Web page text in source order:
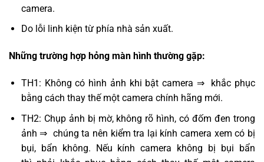
camera.
Do lỗi linh kiện từ phía nhà sản xuất.
Những trường hợp hỏng màn hình thường gặp:
TH1: Không có hình ảnh khi bật camera ⇒ khắc phục
bằng cách thay thế một camera chính hãng mới.
TH2: Chụp ảnh bị mờ, không rõ hình, có đốm đen trong
ảnh ⇒ chúng ta nên kiểm tra lại kính camera xem có bị
bụi, bẩn không. Nếu kính camera không bị bụi bẩn